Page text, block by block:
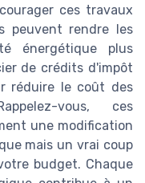
ces travaux
peuvent rendre les
énergétique plus
de crédits d'impôt
réduire le coût des
vous, ces
une modification
mais un vrai coup
budget. Chaque